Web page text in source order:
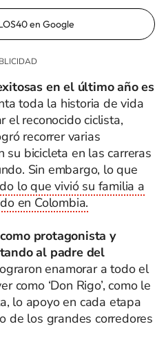
en Google
en el último año es
toda la historia de vida
el reconocido ciclista,
recorrer varias
su bicicleta en las carreras
Sin embargo, lo que
lo que vivió su familia a
en Colombia.
protagonista y
al padre del
enamorar a todo el
como ‘Don Rigo’, como le
lo apoyo en cada etapa
de los grandes corredores